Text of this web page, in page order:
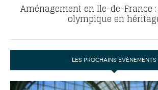
Aménagement en Ile-de-France
olympique en
LES PROCHAINS ÉVÉNEMENTS